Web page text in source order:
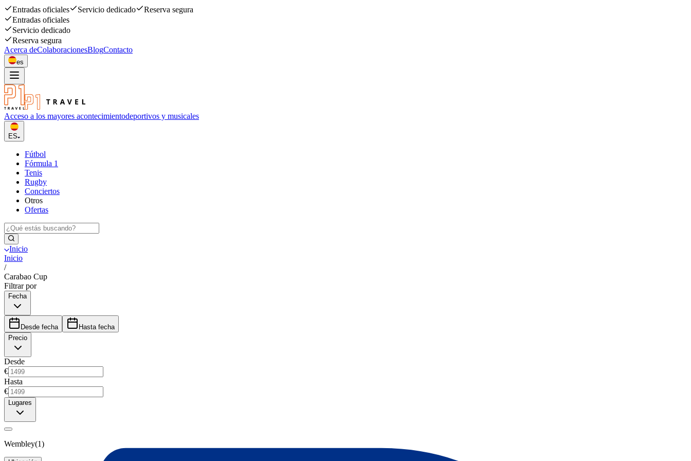
Entradas oficiales Servicio dedicado
Reserva segura
Entradas oficiales
Servicio dedicado
Reserva segura
Acerca deColaboracionesBlogContacto
es
Acceso a los mayores acontecimientodeportivos y musicales
ES
Fútbol
Fórmula 1
Tenis
Rugby
Conciertos
Otros
Ofertas
Inicio
Inicio
/
Carabao Cup
Filtrar por
Fecha
Desde fecha
Hasta fecha
Precio
Desde
€
Hasta
€
Lugares
Wembley(1)